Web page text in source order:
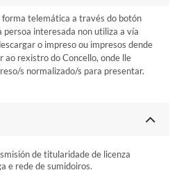
telemática a través do botón
persoa interesada non utiliza a vía
o impreso ou impresos dende
ao rexistro do Concello, onde lle
s normalizado/s para presentar.
de titularidade de licenza
e rede de sumidoiros.